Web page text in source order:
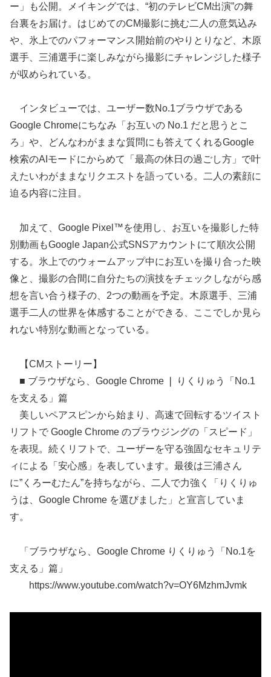
ー」も公開。メイキングでは、“初のテレビCM出演”の舞
台裏をお届け。はじめてのCM撮影に挑む二人の意気込み
や、氷上でのパフォーマンス開始前のやりとりなど、木原
選手、三浦選手に楽しみながら撮影にチャレンジした様子
が収められている。
インタビューでは、ユーザー数No.1ブラウザである
Google Chromeにちなみ「お互いの No.1 だと思うとこ
ろ」や、どんなわがままな質問にも答えてくれるGoogle
検索のAIモードにからめて「最高の休日の過ごし方」で叶
えたいわがままなリクエストを語っている。二人の素顔に
迫る内容に注目。
加えて、Google Pixel™を使用し、お互いを撮影した特
別動画もGoogle Japan公式SNSアカウントにて順次公開
する。氷上でのウォームアップ中にお互いを撮り合った映
像と、撮影の合間に自分たちの演技をチェックしながら感
想を言い合う様子の、2つの動画を予定。木原選手、三浦
選手二人の世界を体感することができる、ここでしか見ら
れない特別な動画となっている。
【CMストーリー】
■ ブラウザなら、Google Chrome ❘ りくりゅう「No.1
を支える」篇
美しいペアスピンから始まり、高速で回転するツイスト
リフトで Google Chrome のブラウジングの「スピード」
を表現。続くリフトで、ユーザーを守る強固なセキュリテ
ィによる「安心感」を表しています。最後は三浦さん
に”くろーむたん”を持ちながら、二人で力強く「りくりゅ
うは、Google Chrome を選びました」と宣言していま
す。
「ブラウザなら、Google Chrome りくりゅう「No.1を
支える」篇」
https://www.youtube.com/watch?v=OY6MzhmJvmk